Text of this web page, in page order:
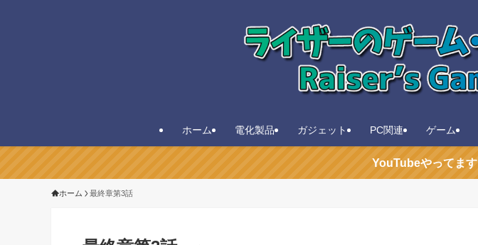
ホーム 電化製品 ガジェット PC関連 ゲーム
YouTubeやってます
ホーム 最終章第3話